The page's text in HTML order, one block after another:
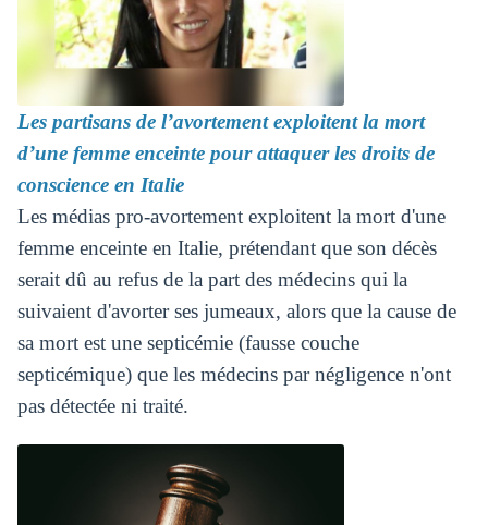
Les partisans de l’avortement exploitent la mort
d’une femme enceinte pour attaquer les droits de
conscience en Italie
Les médias pro-avortement exploitent la mort d'une
femme enceinte en Italie, prétendant que son décès
serait dû au refus de la part des médecins qui la
suivaient d'avorter ses jumeaux, alors que la cause de
sa mort est une septicémie (fausse couche
septicémique) que les médecins par négligence n'ont
pas détectée ni traité.